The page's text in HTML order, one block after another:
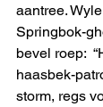
aantree.
Springbok-
bevel roep:
haasbek-
storm, regs